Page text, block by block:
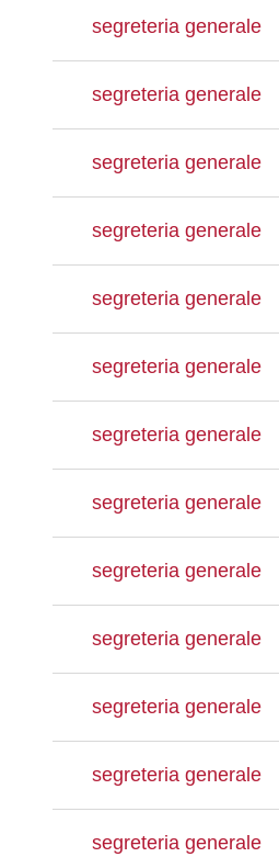
segreteria generale
segreteria generale
segreteria generale
segreteria generale
segreteria generale
segreteria generale
segreteria generale
segreteria generale
segreteria generale
segreteria generale
segreteria generale
segreteria generale
segreteria generale